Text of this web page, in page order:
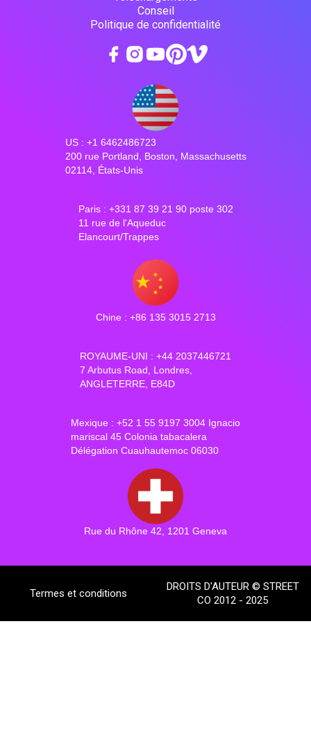
Conseil
Politique de confidentialité
US : +1 6462486723
200 rue Portland, Boston, Massachusetts
02114, États-Unis
Paris : +331 87 39 21 90 poste 302
11 rue de l'Aqueduc
Elancourt/Trappes
Chine : +86 135 3015 2713
ROYAUME-UNI : +44 2037446721
7 Arbutus Road, Londres,
ANGLETERRE, E84D
Mexique : +52 1 55 9197 3004 Ignacio
mariscal 45 Colonia tabacalera
Délégation Cuauhautemoc 06030
Rue du Rhône 42, 1201 Geneva
Termes et conditions
DROITS D'AUTEUR © STREET
CO 2012 - 2025